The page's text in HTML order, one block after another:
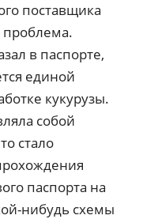
поставщика
проблема.
в паспорте,
единой
кукурузы.
собой
стало
паспорта на
нибудь схемы